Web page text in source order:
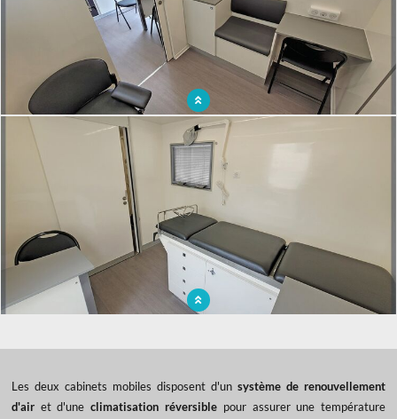
Un gynécobus pour se rendre au plus près des femmes
Les deux cabinets mobiles disposent d'unsystème de renouvellement
d'airet d'uneclimatisation réversible pour assurer une température